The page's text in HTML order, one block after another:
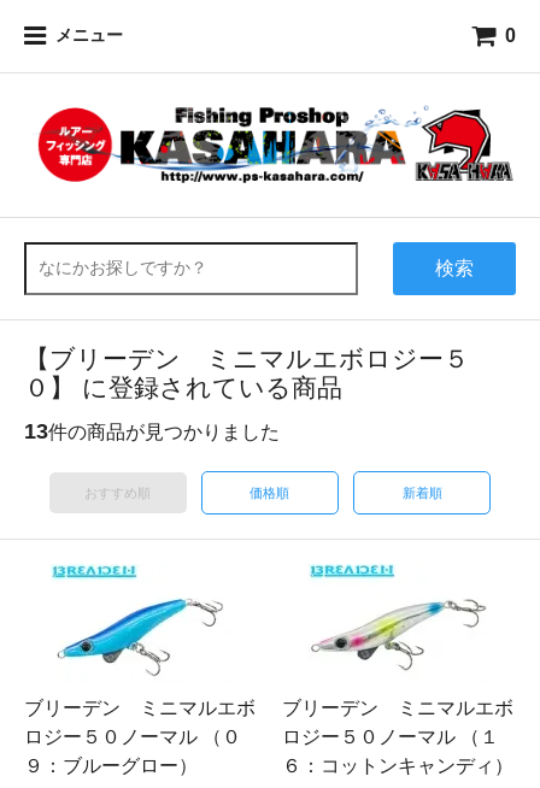
メニュー 0
検索
【ブリーデン ミニマルエボロジー５
０】 に登録されている商品
13件の商品が見つかりました
おすすめ順 価格順 新着順
ブリーデン ミニマルエボ
ロジー５０ノーマル （０
９：ブルーグロー）
ブリーデン ミニマルエボ
ロジー５０ノーマル （１
６：コットンキャンディ）